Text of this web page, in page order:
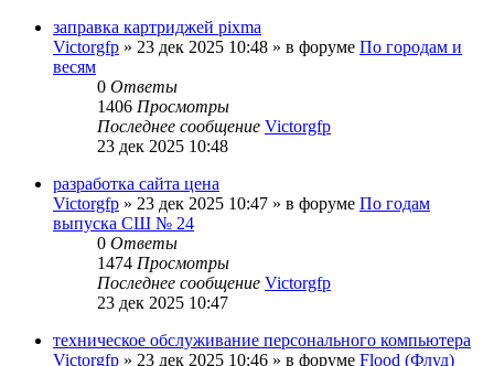
заправка картриджей pixma
Victorgfp » 23 дек 2025 10:48 » в форуме По городам и
весям
0 Ответы
1406 Просмотры
Последнее сообщение Victorgfp
23 дек 2025 10:48
разработка сайта цена
Victorgfp » 23 дек 2025 10:47 » в форуме По годам
выпуска СШ № 24
0 Ответы
1474 Просмотры
Последнее сообщение Victorgfp
23 дек 2025 10:47
техническое обслуживание персонального компьютера
Victorgfp » 23 дек 2025 10:46 » в форуме Flood (Флуд)